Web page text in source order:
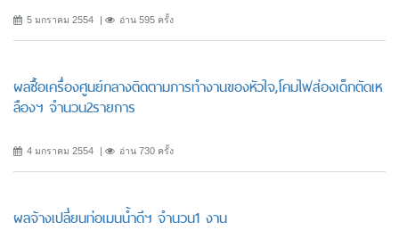
5 มกราคม 2554 อ่าน 595 ครั้ง
ผลซื้อเครื่องศูนย์กลางติดตามการทำงานของหัวใจ,โคมไฟส่องเด็กตัดเห
ลืองฯ จำนวน2รายการ
4 มกราคม 2554 อ่าน 730 ครั้ง
ผลจ้างเปลี่ยนท่อเมนน้ำดีฯ จำนวน1 งาน